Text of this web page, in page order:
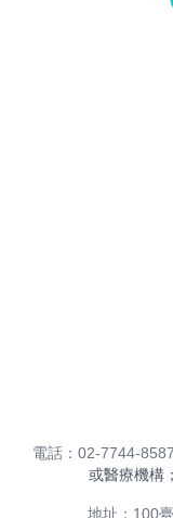
電話：02-7744-8587
或醫療機構
地址：100